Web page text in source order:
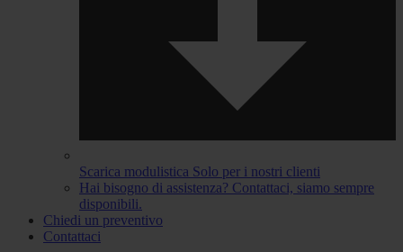
Scarica modulistica Solo per i nostri clienti
Hai bisogno di assistenza? Contattaci, siamo sempre
disponibili.
Chiedi un preventivo
Contattaci